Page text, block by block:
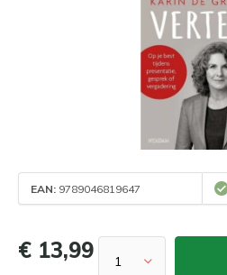
EAN: 9789046819647
€ 13,99